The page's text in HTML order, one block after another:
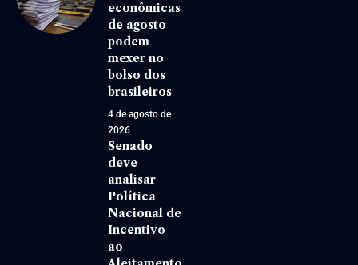
econômicas
de agosto
podem
mexer no
bolso dos
brasileiros
4 de agosto de
2026
Senado
deve
analisar
Política
Nacional de
Incentivo
ao